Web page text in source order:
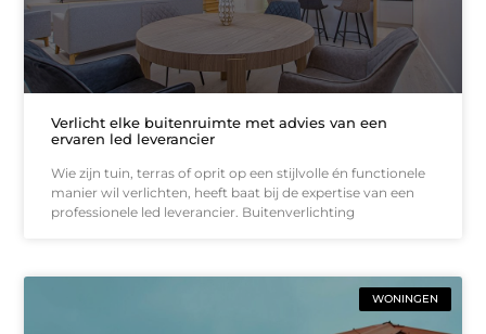
Verlicht elke buitenruimte met advies van een
ervaren led leverancier
Wie zijn tuin, terras of oprit op een stijlvolle én functionele
manier wil verlichten, heeft baat bij de expertise van een
professionele led leverancier. Buitenverlichting
WONINGEN